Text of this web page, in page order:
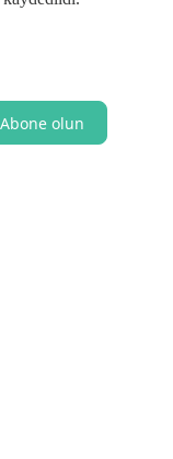
Abone olun